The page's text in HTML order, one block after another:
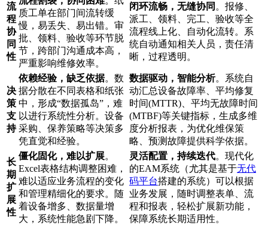
流
程
协
同
性
质工单在部门间流转缓
慢，易丢失、易出错。审
批、领料、验收等环节脱
节，跨部门沟通成本高，
严重影响维修效率。
闭环流畅，无缝协同 。报修、
派工、领料、完工、验收等全
流程线上化、自动化流转。系
统自动通知相关人员，责任清
晰，过程透明。
决
策
支
持
依赖经验，缺乏依据。数
据分散在不同表格和纸张
中，形成“数据孤岛”，难
以进行系统性分析。设备
采购、保养策略等决策多
凭直觉和经验。
数据驱动，智能分析。系统自
动汇总设备故障率、平均修复
时间(MTTR)、平均无故障时间
(MTBF)等关键指标，生成多维
度分析报表，为优化维保策
略、预测故障提供科学依据。
长
期
扩
展
性
僵化固化，难以扩展。
Excel表格结构调整困难，
难以适应业务流程的变化
和管理精细化的要求。随
着设备增多、数据量增
大，系统性能急剧下降。
灵活配置，持续迭代。现代化
的EAM系统（尤其是基于无代
码平台搭建的系统）可以根据
业务发展，随时调整表单、流
程和报表，轻松扩展新功能，
保障系统长期适用性。